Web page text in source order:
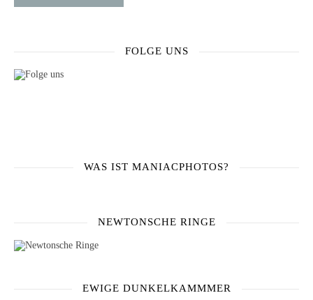
FOLGE UNS
WAS IST MANIACPHOTOS?
NEWTONSCHE RINGE
EWIGE DUNKELKAMMMER